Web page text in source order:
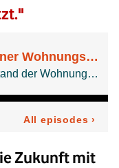
Zukunft mit